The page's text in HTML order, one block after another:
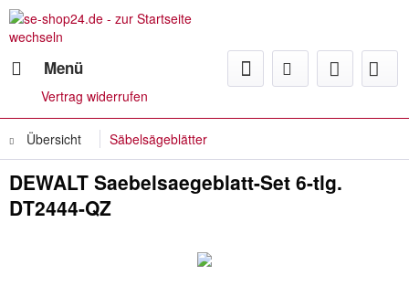
Menü
Vertrag widerrufen
Übersicht Säbelsägeblätter
DEWALT Saebelsaegeblatt-Set 6-tlg.
DT2444-QZ
·